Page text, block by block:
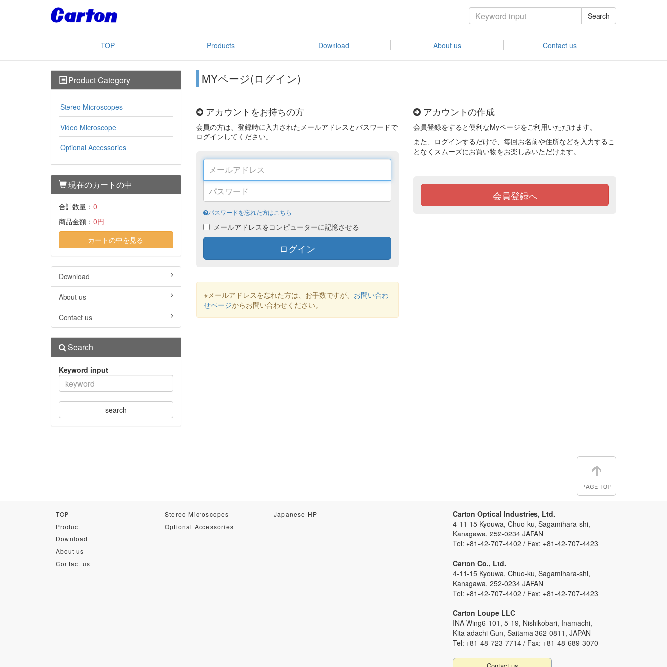
Search
TOP Products Download About us Contact us
MYページ(ログイン)
アカウントをお持ちの方
会員の方は、登録時に入力されたメールアドレスとパスワードで
ログインしてください。
パスワードを忘れた方はこちら
メールアドレスをコンピューターに記憶させる
ログイン
※メールアドレスを忘れた方は、お手数ですが、 お問い合わ
せページからお問い合わせください。
アカウントの作成
会員登録をすると便利なMyページをご利用いただけます。
また、ログインするだけで、毎回お名前や住所などを入力するこ
となくスムーズにお買い物をお楽しみいただけます。
会員登録へ
Product Category
Stereo Microscopes
Video Microscope
Optional Accessories
現在のカートの中
合計数量： 0
商品金額： 0円
カートの中を見る
Download
About us
Contact us
Search
Keyword input
search
TOP
Product
Download
About us
Contact us
Stereo Microscopes
Optional Accessories
Japanese HP
Carton Optical Industries, Ltd.
4-11-15 Kyouwa, Chuo-ku, Sagamihara-shi,
Kanagawa, 252-0234 JAPAN
Tel: +81-42-707-4402 / Fax: +81-42-707-4423
Carton Co., Ltd.
4-11-15 Kyouwa, Chuo-ku, Sagamihara-shi,
Kanagawa, 252-0234 JAPAN
Tel: +81-42-707-4402 / Fax: +81-42-707-4423
Carton Loupe LLC
INA Wing6-101, 5-19, Nishikobari, Inamachi,
Kita-adachi Gun, Saitama 362-0811, JAPAN
Tel: +81-48-723-7714 / Fax: +81-48-689-3070